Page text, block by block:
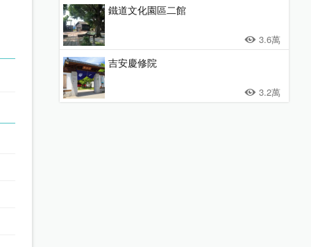
鐵道文化園區二館
3.6萬
吉安慶修院
3.2萬